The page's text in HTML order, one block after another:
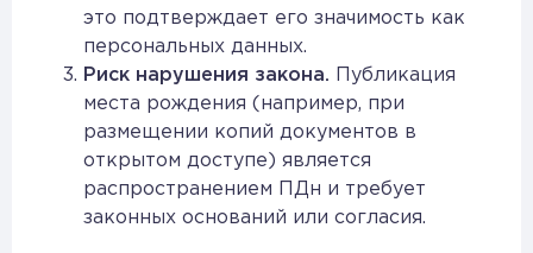
это подтверждает его значимость как
персональных данных.
Риск нарушения закона. Публикация
места рождения (например, при
размещении копий документов в
открытом доступе) является
распространением ПДн и требует
законных оснований или согласия.